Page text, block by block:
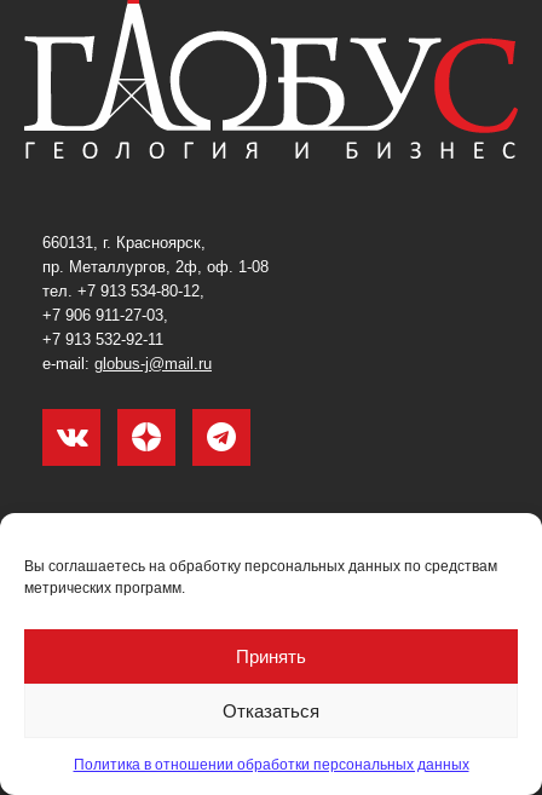
Вы соглашаетесь на обработку персональных данных по средствам
метрических программ.
Принять
Отказаться
Политика в отношении обработки персональных данных
660131, г. Красноярск,
пр. Металлургов, 2ф, оф. 1-08
тел. +7 913 534-80-12,
+7 906 911-27-03,
+7 913 532-92-11
e-mail: globus-j@mail.ru
Политика в отношении обработки персональных данных
Согласие на обработку персональных данных
Пользовательское соглашение (оферта)
Согласие на получение рекламных материалов
Рекламодателям